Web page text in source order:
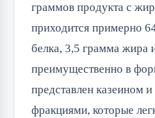
граммов продукта с
приходится примерно
белка, 3,5 грамма жира
преимущественно в
представлен казеином
фракциями, которые